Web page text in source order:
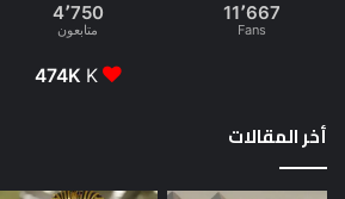
11٬667
Fans
4٬750
متابعون
474K K
أخر المقالات